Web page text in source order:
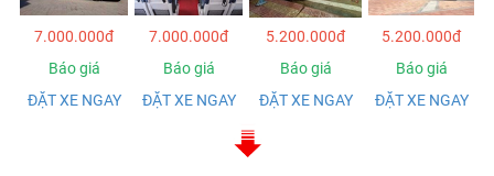
7.000.000đ 7.000.000đ 5.200.000đ
5.200.000đ
Báo giá
Báo giá Báo giá
Báo giá
ĐẶT XE NGAY
ĐẶT XE NGAY ĐẶT XE NGAY ĐẶT XE NGAY